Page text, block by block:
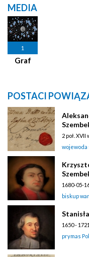
MEDIA
1
Graf
POSTACI
2 poł. XVII
1680-05-
biskup
1650 -
prymas